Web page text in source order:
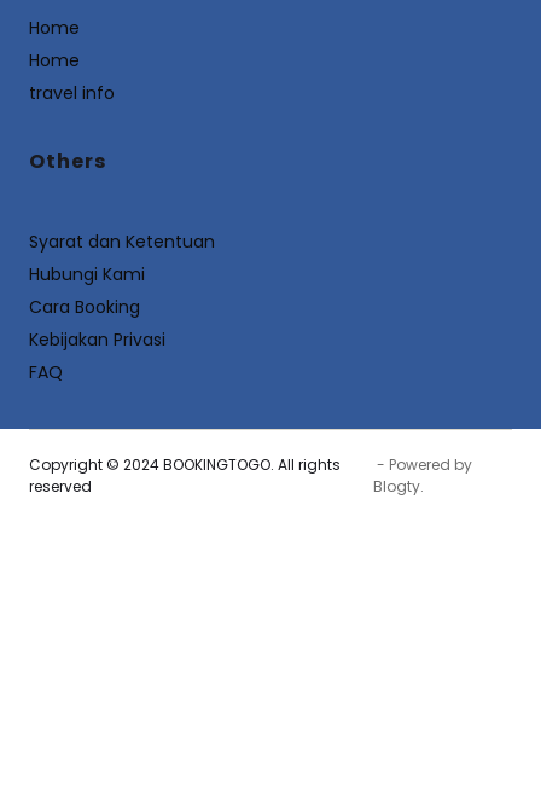
Home
Home
travel info
Others
Syarat dan Ketentuan
Hubungi Kami
Cara Booking
Kebijakan Privasi
FAQ
Copyright © 2024 BOOKINGTOGO. All rights
reserved
- Powered by
Blogty.